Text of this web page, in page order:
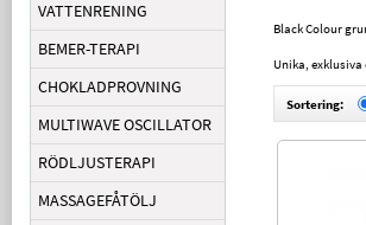
VATTENRENING
BEMER-TERAPI
CHOKLADPROVNING
MULTIWAVE OSCILLATOR
RÖDLJUSTERAPI
MASSAGEFÅTÖLJ
Black Colour
Unika,
Sortering: